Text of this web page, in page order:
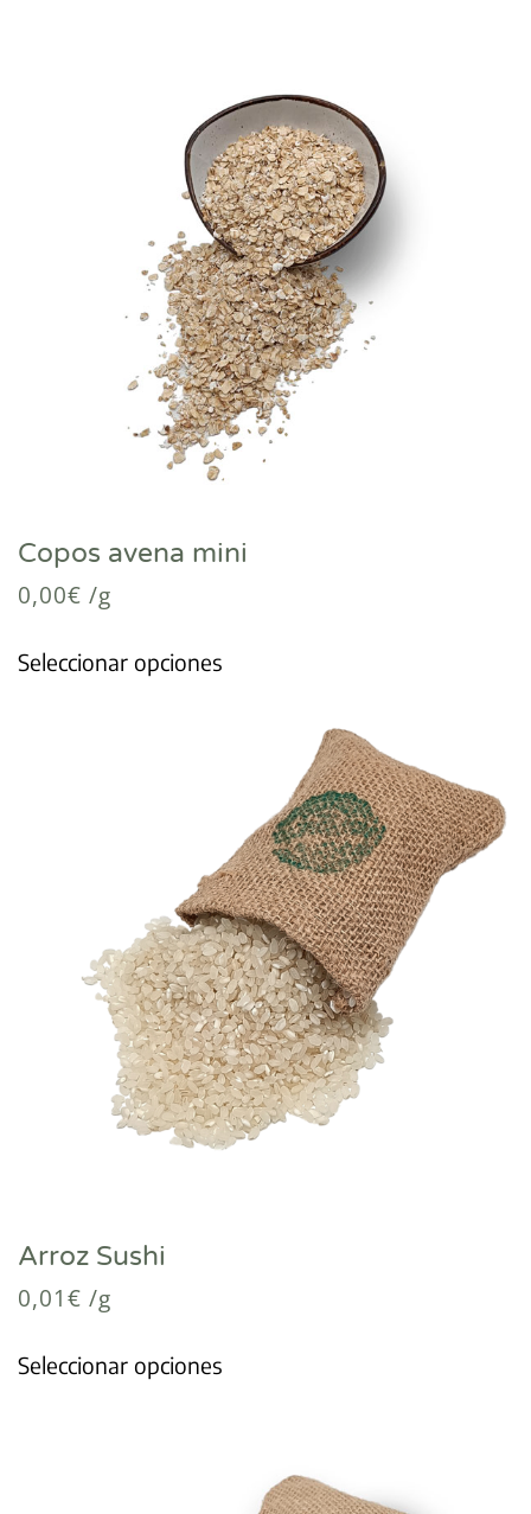
Copos avena mini
0,00€ /g
Seleccionar opciones
Arroz Sushi
0,01€ /g
Seleccionar opciones